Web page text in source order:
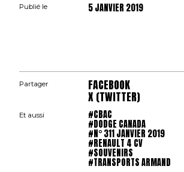
Publié le 5 JANVIER 2019
Partager FACEBOOK
X (TWITTER)
Et aussi #CBAC
#DODGE CANADA
#N° 311 JANVIER 2019
#RENAULT 4 CV
#SOUVENIRS
#TRANSPORTS ARMAND